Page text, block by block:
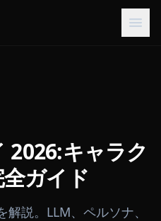
キャラク
ガイド
説。LLM、ペルソナ、